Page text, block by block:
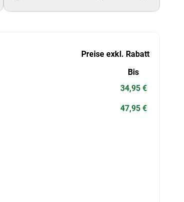
Preise exkl. Rabatt
Bis
34,95 €
47,95 €